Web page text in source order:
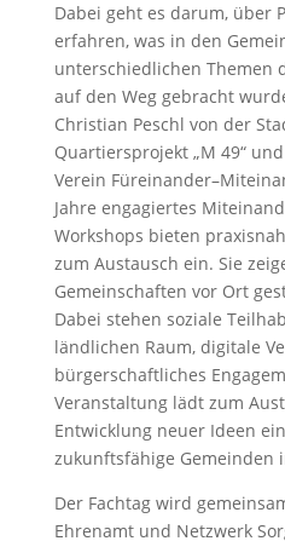
Dabei geht es darum, über
erfahren, was in den
unterschiedlichen Themen
auf den Weg gebracht
Christian Peschl von der
Quartiersprojekt „M 49“
Verein
Jahre engagiertes
Workshops bieten
zum Austausch ein. Sie
Gemeinschaften vor Ort
Dabei stehen soziale
ländlichen Raum, digitale
bürgerschaftliches
Veranstaltung lädt zum
Entwicklung neuer Ideen
zukunftsfähige Gemeinden
Der Fachtag wird
Ehrenamt und Netzwerk